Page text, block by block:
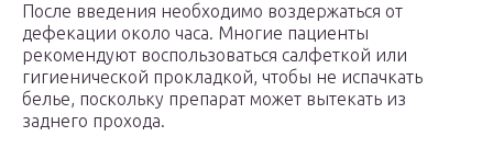
После введения необходимо воздержаться от
дефекации около часа. Многие пациенты
рекомендуют воспользоваться салфеткой или
гигиенической прокладкой, чтобы не испачкать
белье, поскольку препарат может вытекать из
заднего прохода.